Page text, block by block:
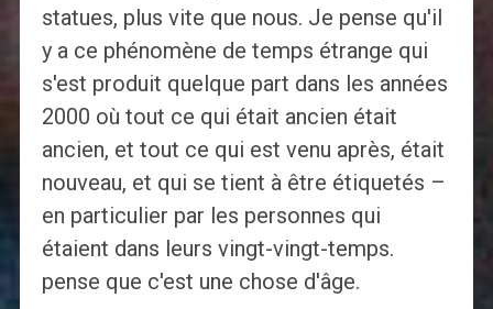
statues, plus vite que nous. Je pense qu'il
y a ce phénomène de temps étrange qui
s'est produit quelque part dans les années
2000 où tout ce qui était ancien était
ancien, et tout ce qui est venu après, était
nouveau, et qui se tient à être étiquetés –
en particulier par les personnes qui
étaient dans leurs vingt-vingt-temps.
pense que c'est une chose d'âge.